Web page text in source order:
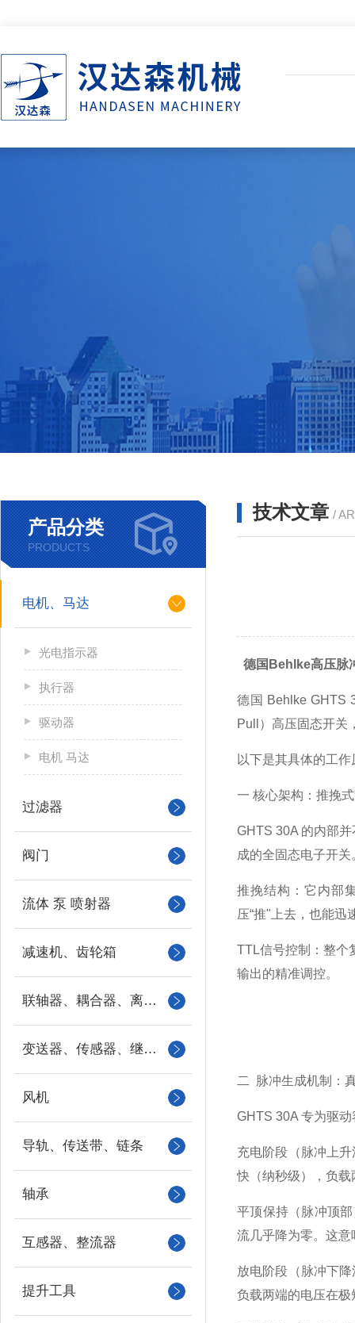
产品分类
PRODUCTS
电机、马达
光电指示器
执行器
驱动器
电机 马达
过滤器
阀门
流体 泵 喷射器
减速机、齿轮箱
联轴器、耦合器、离合器
变送器、传感器、继电器
风机
导轨、传送带、链条
轴承
互感器、整流器
提升工具
技术文章 /
德国Behlke高压脉
德国 Behlke GHTS
Pull）高压固态开关
以下是其具体的工
一 核心架构：推挽
GHTS 30A 的内部
成的全固态电子开关
推挽结构：它内部
压“推"上去，也能迅
TTL信号控制：整个
输出的精准调控。
二 脉冲生成机制：
GHTS 30A 专为驱
充电阶段（脉冲上
快（纳秒级），负
平顶保持（脉冲顶
流几乎降为零。这
放电阶段（脉冲下
负载两端的电压在